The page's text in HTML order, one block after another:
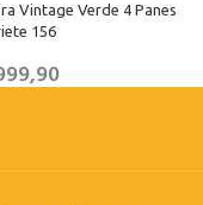
Vintage Verde 4 Panes
156